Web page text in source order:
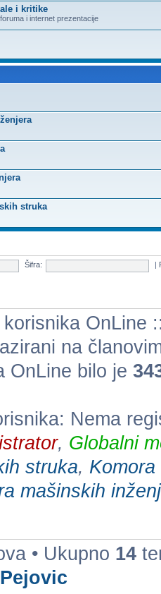
i kritike
i internet prezentacije
struka
Šifra:
korisnika OnLine
na
OnLine bilo je
Nema
, Globalni
struka,
mašinskih
• Ukupno 14